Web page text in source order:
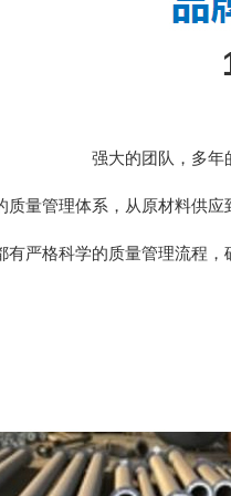
强大的团队，多年
质量管理体系，从原材料供
有严格科学的质量管理流程